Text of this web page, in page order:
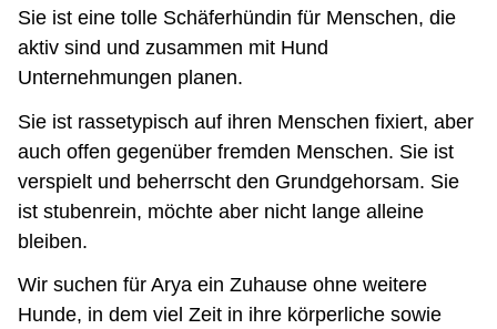
Sie ist eine tolle Schäferhündin für Menschen, die
aktiv sind und zusammen mit Hund
Unternehmungen planen.
Sie ist rassetypisch auf ihren Menschen fixiert, aber
auch offen gegenüber fremden Menschen. Sie ist
verspielt und beherrscht den Grundgehorsam. Sie
ist stubenrein, möchte aber nicht lange alleine
bleiben.
Wir suchen für Arya ein Zuhause ohne weitere
Hunde, in dem viel Zeit in ihre körperliche sowie